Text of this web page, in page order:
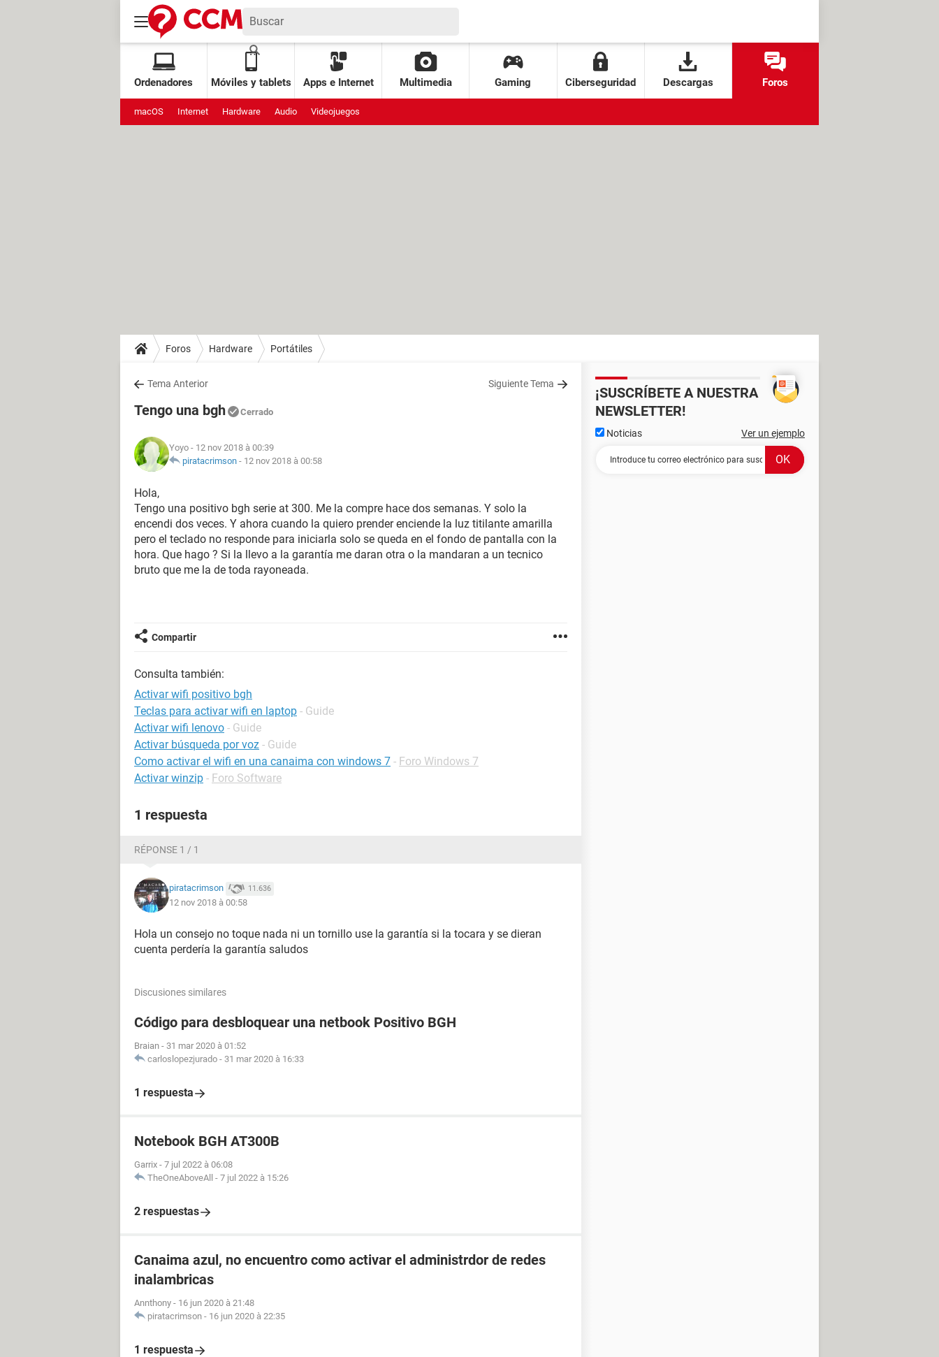
Ordenadores Móviles y tablets Apps e Internet Multimedia Gaming Ciberseguridad Descargas Foros
macOS Internet Hardware Audio Videojuegos
Foros Hardware Portátiles
Tema Anterior Siguiente Tema
Tengo una bgh Cerrado
Yoyo - 12 nov 2018 à 00:39
piratacrimson - 12 nov 2018 à 00:58
Hola,
Tengo una positivo bgh serie at 300. Me la compre hace dos semanas. Y solo la
encendi dos veces. Y ahora cuando la quiero prender enciende la luz titilante amarilla
pero el teclado no responde para iniciarla solo se queda en el fondo de pantalla con la
hora. Que hago ? Si la llevo a la garantía me daran otra o la mandaran a un tecnico
bruto que me la de toda rayoneada.
Compartir
Consulta también:
Activar wifi positivo bgh
Teclas para activar wifi en laptop - Guide
Activar wifi lenovo - Guide
Activar búsqueda por voz - Guide
Como activar el wifi en una canaima con windows 7 - Foro Windows 7
Activar winzip - Foro Software
1 respuesta
RÉPONSE 1 / 1
piratacrimson 11.636
12 nov 2018 à 00:58
Hola un consejo no toque nada ni un tornillo use la garantía si la tocara y se dieran
cuenta perdería la garantía saludos
Discusiones similares
Código para desbloquear una netbook Positivo BGH
Braian - 31 mar 2020 à 01:52
carloslopezjurado - 31 mar 2020 à 16:33
1 respuesta
Notebook BGH AT300B
Garrix - 7 jul 2022 à 06:08
TheOneAboveAll - 7 jul 2022 à 15:26
2 respuestas
Canaima azul, no encuentro como activar el administrdor de redes
inalambricas
Annthony - 16 jun 2020 à 21:48
piratacrimson - 16 jun 2020 à 22:35
1 respuesta
¡SUSCRÍBETE A NUESTRA
NEWSLETTER!
Noticias Ver un ejemplo